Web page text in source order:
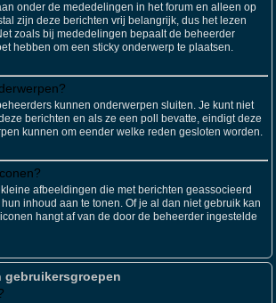
onder de mededelingen in het forum en alleen op
zijn deze berichten vrij belangrijk, dus het lezen
zoals bij mededelingen bepaalt de beheerder
hebben om een sticky onderwerp te plaatsen.
kunnen onderwerpen sluiten. Je kunt niet
berichten en als ze een poll bevatte, eindigt deze
kunnen om eender welke reden gesloten worden.
afbeeldingen die met berichten geassocieerd
inhoud aan te tonen. Of je al dan niet gebruik kan
hangt af van de door de beheerder ingestelde
gebruikersgroepen